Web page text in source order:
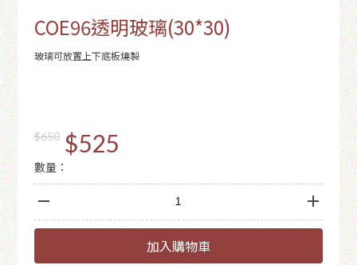
COE96透明玻璃(30*30)
玻璃可放置上下底板燒製
$650 $525
數量：
加入購物車